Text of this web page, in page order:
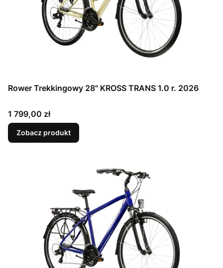
Rower Trekkingowy 28" KROSS TRANS 1.0 r. 2026
Cena
1 799,00 zł
Zobacz produkt